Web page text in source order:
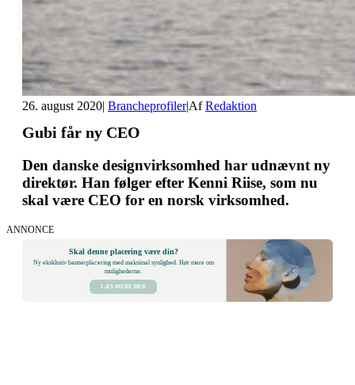
26. august 2020| Brancheprofiler|AfRedaktion
Gubi får ny CEO
Den danske designvirksomhed har udnævnt ny
direktør. Han følger efter Kenni Riise, som nu
skal være CEO for en norsk virksomhed.
ANNONCE
Skal denne placering være din?
Ny eksklusiv bannerplacering med maksimal synlighed. Hør mere om
mulighederne.
LÆS MERE HER